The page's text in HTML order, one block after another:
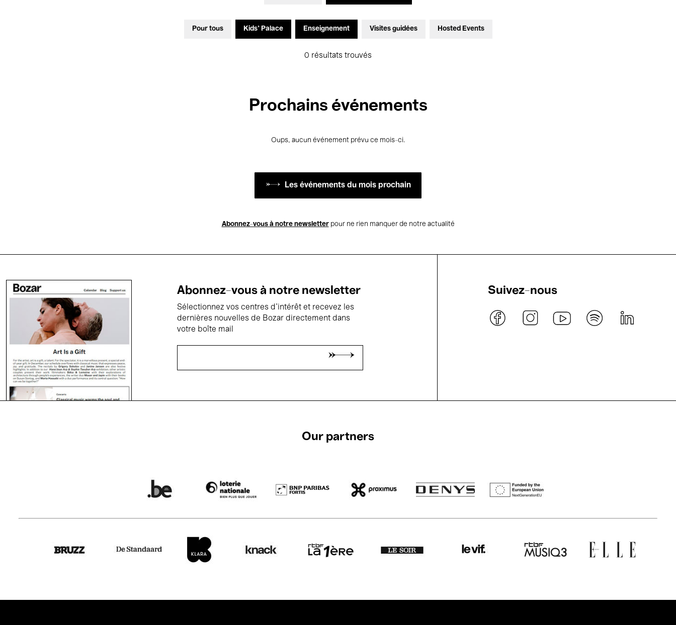
Pour tous Kids’ Palace Enseignement Visites guidées Hosted Events
0 résultats trouvés
Prochains événements
Oups, aucun événement prévu ce mois-ci.
Les événements du mois prochain
Abonnez-vous à notre newsletterpour ne rien manquer de notre actualité
Abonnez-vous à notre newsletter
Sélectionnez vos centres d'intérêt et recevez les
dernières nouvelles de Bozar directement dans
votre boîte mail
Suivez-nous
Our partners